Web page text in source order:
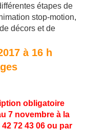
étapes de
stop-motion,
décors et de
à 16 h
obligatoire
7 novembre à la
72 43 06 ou par